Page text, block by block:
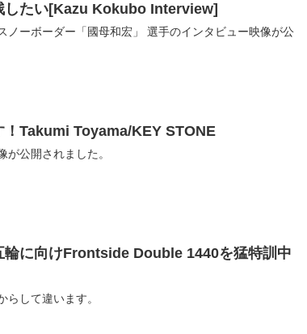
したい[Kazu Kokubo Interview]
ノーボーダー「國母和宏」 選手のインタビュー映像が公
！Takumi Toyama/KEY STONE
が公開されました。
輪に向けFrontside Double 1440を猛特訓中
らして違います。